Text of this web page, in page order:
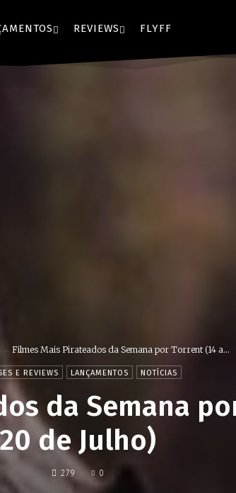
REVIEWS FLYFF
Filmes Mais Pirateados da Semana por Torrent (14 a...
E REVIEWS LANÇAMENTOS NOTÍCIAS
da Semana
20 de Julho)
279 0